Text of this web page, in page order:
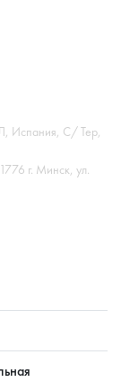
Испания, С/ Тер,
г. Минск, ул.